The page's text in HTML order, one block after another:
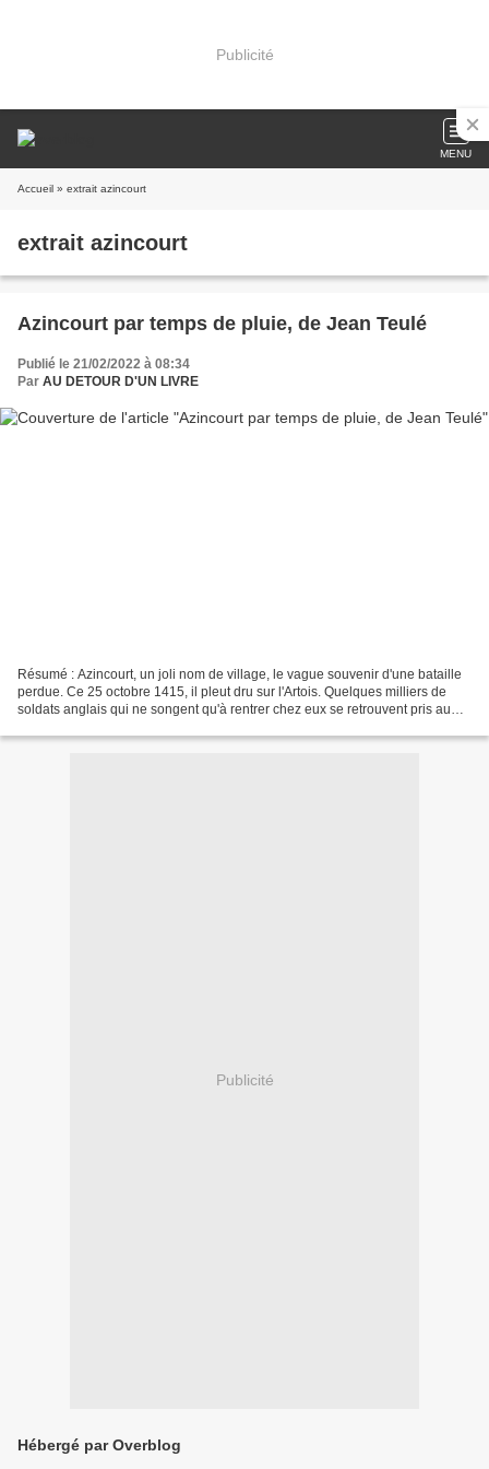
Publicité
MENU
Accueil » extrait azincourt
extrait azincourt
Azincourt par temps de pluie, de Jean Teulé
Publié le 21/02/2022 à 08:34
Par AU DETOUR D'UN LIVRE
Résumé : Azincourt, un joli nom de village, le vague souvenir d'une bataille
perdue. Ce 25 octobre 1415, il pleut dru sur l'Artois. Quelques milliers de
soldats anglais qui ne songent qu'à rentrer chez eux se retrouvent pris au
Publicité
Hébergé par Overblog